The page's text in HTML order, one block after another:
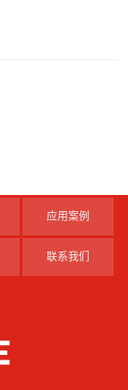
应用案例
联系我们